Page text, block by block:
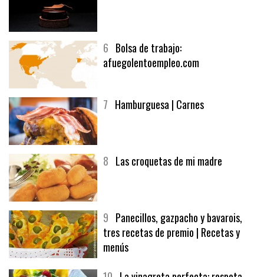
6 Bolsa de trabajo:
afuegolentoempleo.com
7 Hamburguesa | Carnes
8 Las croquetas de mi madre
9 Panecillos, gazpacho y bavarois,
tres recetas de premio | Recetas y
menús